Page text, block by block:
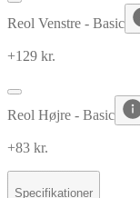
Reol Venstre - Basic
+129 kr.
Reol Højre - Basic
+83 kr.
Specifikationer